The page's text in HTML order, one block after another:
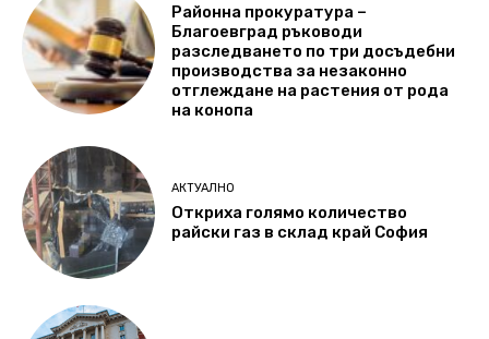
Районна прокуратура –
Благоевград ръководи
разследването по три досъдебни
производства за незаконно
отглеждане на растения от рода
на конопа
АКТУАЛНО
Откриха голямо количество
райски газ в склад край София